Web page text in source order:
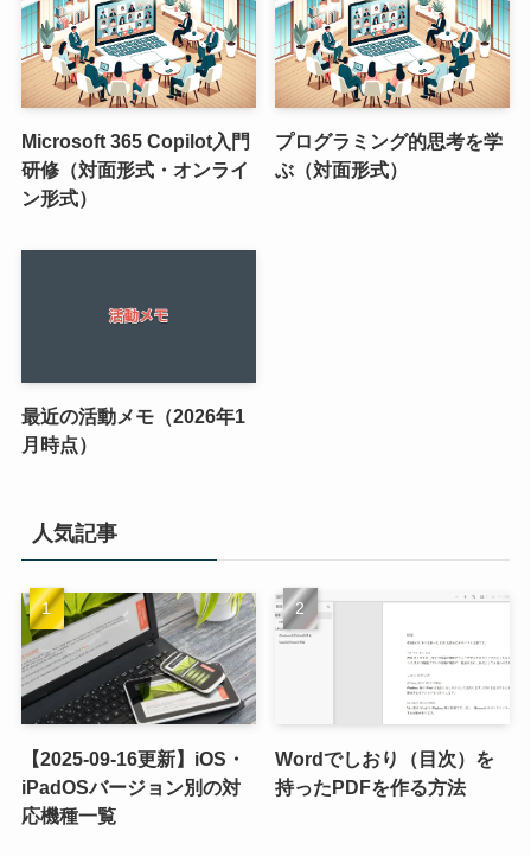
Microsoft 365 Copilot入門
研修（対面形式・オンライ
ン形式）
プログラミング的思考を学
ぶ（対面形式）
最近の活動メモ（2026年1
月時点）
人気記事
【2025-09-16更新】iOS・
iPadOSバージョン別の対
応機種一覧
Wordでしおり（目次）を
持ったPDFを作る方法